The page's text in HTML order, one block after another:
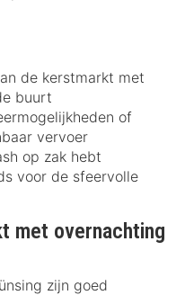
de kerstmarkt met
buurt
of
vervoer
op zak hebt
voor de sfeervolle
met overnachting
zijn goed